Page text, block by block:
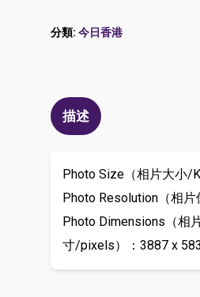
分類: 今日香港
描述
Photo Size（相片大小/
Photo Resolution（相
Photo Dimensions（相
寸/pixels）：3887 x